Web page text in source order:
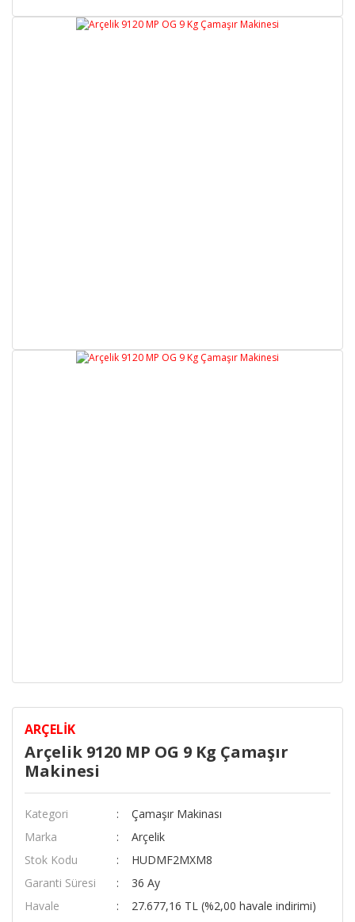
ARÇELIK
Arçelik 9120 MP OG 9 Kg Çamaşır
Makinesi
Kategori
Çamaşır Makinası
Marka
Arçelik
Stok Kodu
HUDMF2MXM8
Garanti Süresi
36 Ay
Havale
27.677,16 TL (%2,00 havale indirimi)